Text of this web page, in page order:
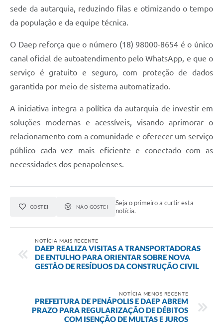
sede da autarquia, reduzindo filas e otimizando o tempo
da população e da equipe técnica.
O Daep reforça que o número (18) 98000-8654 é o único
canal oficial de autoatendimento pelo WhatsApp, e que o
serviço é gratuito e seguro, com proteção de dados
garantida por meio de sistema automatizado.
A iniciativa integra a política da autarquia de investir em
soluções modernas e acessíveis, visando aprimorar o
relacionamento com a comunidade e oferecer um serviço
público cada vez mais eficiente e conectado com as
necessidades dos penapolenses.
GOSTEI NÃO GOSTEI
Seja o primeiro a curtir esta
notícia.
NOTÍCIA MAIS RECENTE
DAEP REALIZA VISITAS A TRANSPORTADORAS
DE ENTULHO PARA ORIENTAR SOBRE NOVA
GESTÃO DE RESÍDUOS DA CONSTRUÇÃO CIVIL
NOTÍCIA MENOS RECENTE
PREFEITURA DE PENÁPOLIS E DAEP ABREM
PRAZO PARA REGULARIZAÇÃO DE DÉBITOS
COM ISENÇÃO DE MULTAS E JUROS